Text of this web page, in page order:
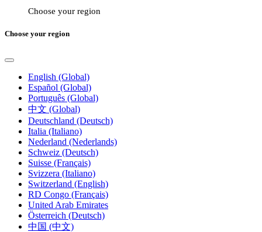
Choose your region
Choose your region
English (Global)
Español (Global)
Português (Global)
中文 (Global)
Deutschland (Deutsch)
Italia (Italiano)
Nederland (Nederlands)
Schweiz (Deutsch)
Suisse (Français)
Svizzera (Italiano)
Switzerland (English)
RD Congo (Français)
United Arab Emirates
Österreich (Deutsch)
中国 (中文)